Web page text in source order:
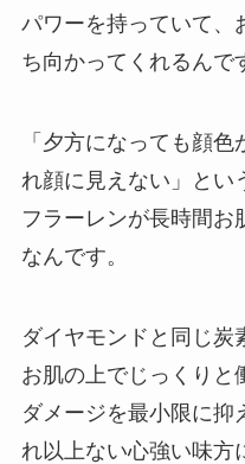
パワーを持っていて、
ち向かってくれるんで
「夕方になっても顔
れ顔に見えない」とい
フラーレンが長時間お
なんです。
ダイヤモンドと同じ炭
お肌の上でじっくりと
ダメージを最小限に抑
れ以上ない心強い味方